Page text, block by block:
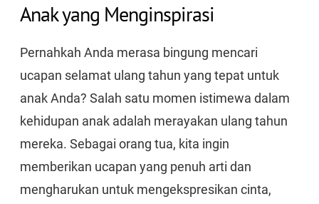
Anak yang Menginspirasi
Pernahkah Anda merasa bingung mencari
ucapan selamat ulang tahun yang tepat untuk
anak Anda? Salah satu momen istimewa dalam
kehidupan anak adalah merayakan ulang tahun
mereka. Sebagai orang tua, kita ingin
memberikan ucapan yang penuh arti dan
mengharukan untuk mengekspresikan cinta,